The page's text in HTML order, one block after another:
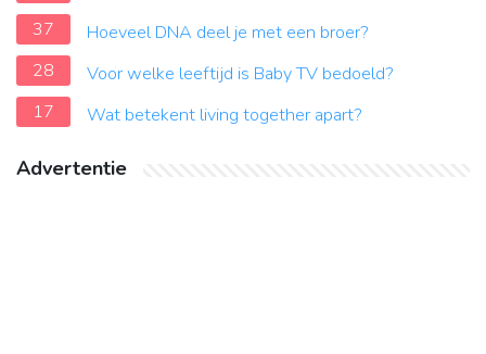
37
Hoeveel DNA deel je met een broer?
28
Voor welke leeftijd is Baby TV bedoeld?
17
Wat betekent living together apart?
Advertentie